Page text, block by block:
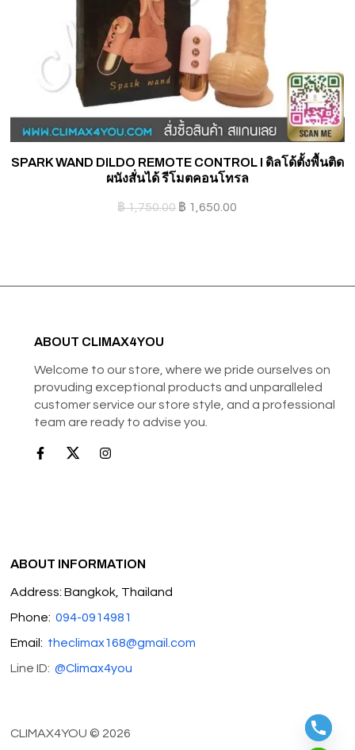
SPARK WAND DILDO REMOTE CONTROL I ดิลโด้ตั้งพื้นติด
ผนังสั่นได้ รีโมตคอนโทรล
฿1,750.00 ฿ 1,650.00
ABOUT CLIMAX4YOU
Welcome to our store, where we pride ourselves on
provuding exceptional products and unparalleled
customer service our store style, and a professional
team are ready to advise you.
ABOUT INFORMATION
Address: Bangkok, Thailand
Phone: 094-0914981
Email: theclimax168@gmail.com
Line ID:@Climax4you
CLIMAX4YOU © 2026